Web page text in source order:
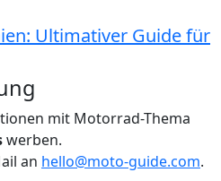
Ultimativer Guide für
mit Motorrad-Thema
werben.
an hello@moto-guide.com.